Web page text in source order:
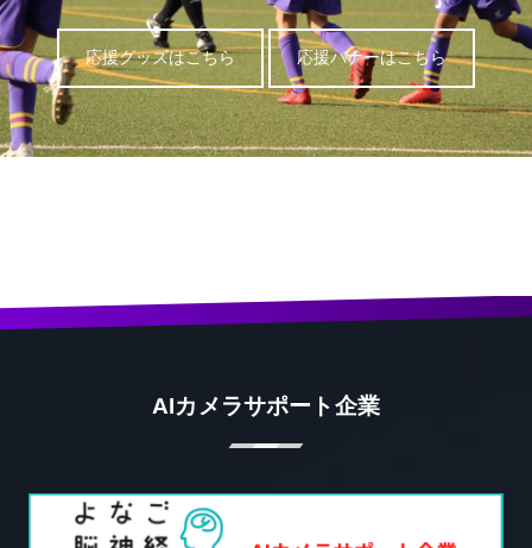
応援グッズはこちら 応援バナーはこちら
AIカメラサポート企業